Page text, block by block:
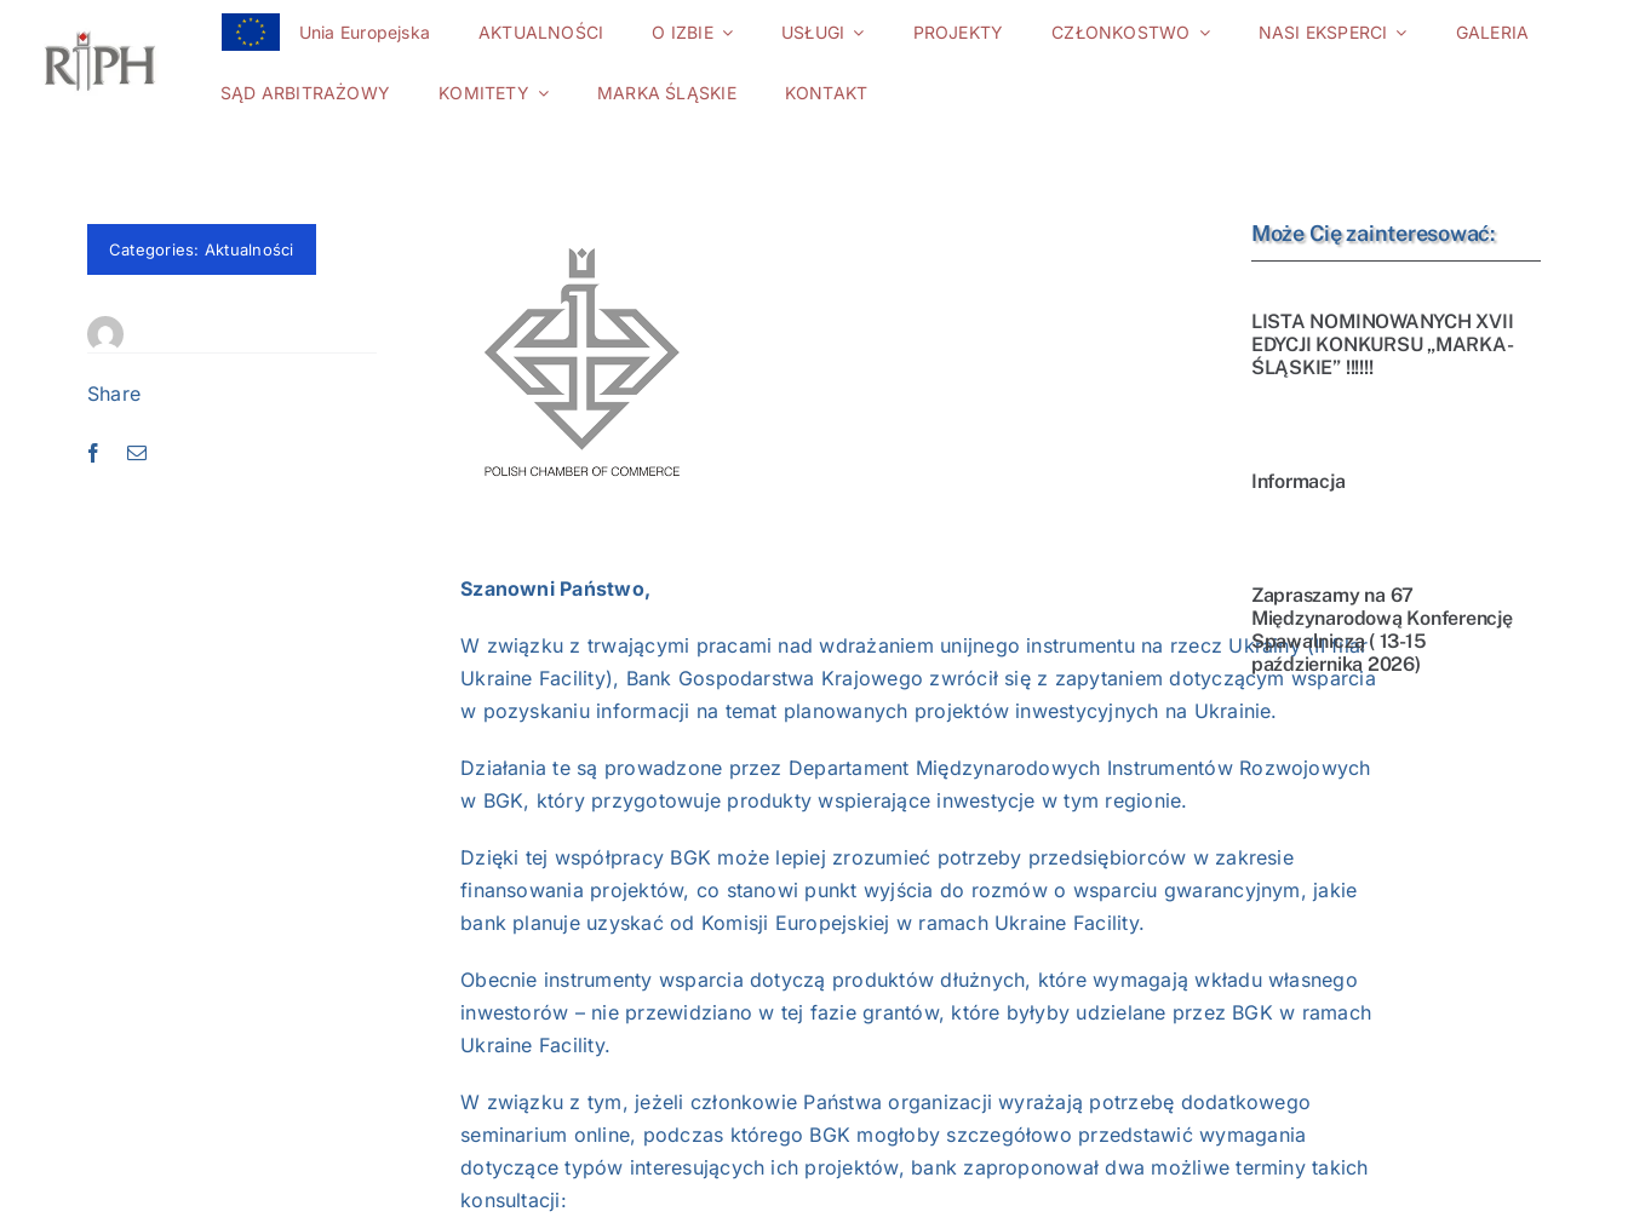
zawartości
Unia Europejska AKTUALNOŚCI O IZBIE USŁUGI PROJEKTY CZŁONKOSTWO NASI EKSPERCI GALERIA
SĄD ARBITRAŻOWY KOMITETY MARKA ŚLĄSKIE KONTAKT
Categories: Aktualności
Share
Szanowni Państwo,
W związku z trwającymi pracami nad wdrażaniem unijnego instrumentu na rzecz Ukrainy (II filar
Ukraine Facility), Bank Gospodarstwa Krajowego zwrócił się z zapytaniem dotyczącym wsparcia
w pozyskaniu informacji na temat planowanych projektów inwestycyjnych na Ukrainie.
Działania te są prowadzone przez Departament Międzynarodowych Instrumentów Rozwojowych
w BGK, który przygotowuje produkty wspierające inwestycje w tym regionie.
Dzięki tej współpracy BGK może lepiej zrozumieć potrzeby przedsiębiorców w zakresie
finansowania projektów, co stanowi punkt wyjścia do rozmów o wsparciu gwarancyjnym, jakie
bank planuje uzyskać od Komisji Europejskiej w ramach Ukraine Facility.
Obecnie instrumenty wsparcia dotyczą produktów dłużnych, które wymagają wkładu własnego
inwestorów – nie przewidziano w tej fazie grantów, które byłyby udzielane przez BGK w ramach
Ukraine Facility.
W związku z tym, jeżeli członkowie Państwa organizacji wyrażają potrzebę dodatkowego
seminarium online, podczas którego BGK mogłoby szczegółowo przedstawić wymagania
dotyczące typów interesujących ich projektów, bank zaproponował dwa możliwe terminy takich
konsultacji:
Może Cię zainteresować:
LISTA NOMINOWANYCH XVII
EDYCJI KONKURSU „MARKA-
ŚLĄSKIE” !!!!!!
Informacja
Zapraszamy na 67
Międzynarodową Konferencję
Spawalniczą ( 13-15
października 2026)